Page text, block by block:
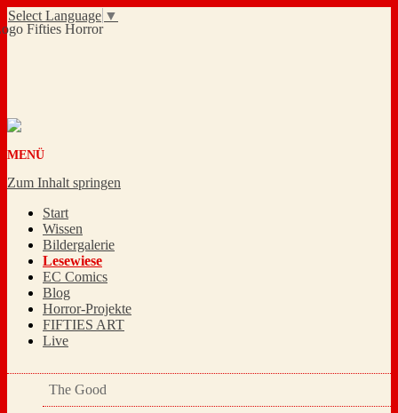
MENÜ
Zum Inhalt springen
Start
Wissen
Bildergalerie
Lesewiese
EC Comics
Blog
Horror-Projekte
FIFTIES ART
Live
Select Language ▼
The Good